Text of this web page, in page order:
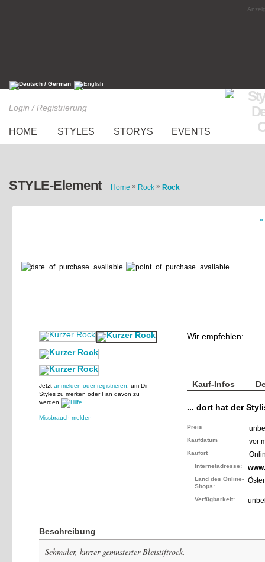
Login / Registrierung
HOME STYLES STORYS EVENTS
STYLE-Element Home » Rock » Rock
«
Jetzt anmelden oder registrieren , um Dir
Styles zu merken oder Fan davon zu
werden.
Missbrauch melden
Wir empfehlen:
Kauf-Infos
... dort hat der
Preis
Kaufdatum vor
Kaufort
Internetadresse:
Land des Online-
Shops:
Verfügbarkeit:
Beschreibung
Schmaler, kurzer gemusterter Bleistiftrock.